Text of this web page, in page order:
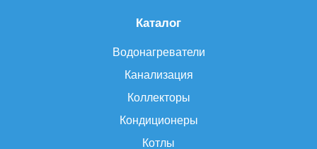
Каталог
Водонагреватели
Канализация
Коллекторы
Кондиционеры
Котлы